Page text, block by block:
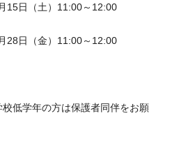
月 15日（土） 11:00～ 12:00
月 28日（金） 11:00～ 12:00
学年の方は保護者同伴をお願